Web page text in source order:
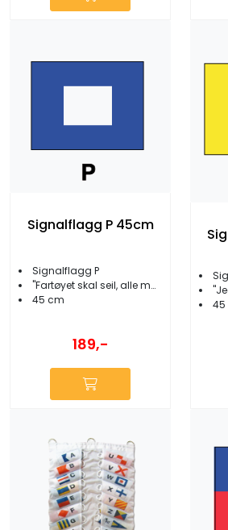
Signalflagg P 45cm
Signalflagg P
''Fartøyet skal seil, alle må ombord''
45 cm
189,-
45